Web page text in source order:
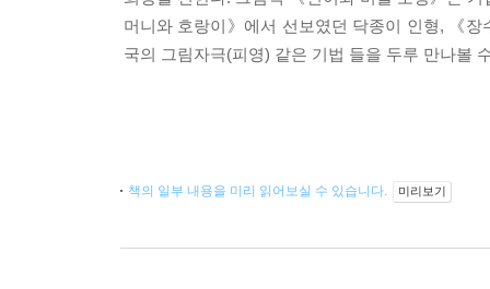
머니와 호랑이》에서 선보였던 닥종이 인형, 《
국의 그림자극(피영) 같은 기법 들을 두루 만나볼
책의 일부 내용을 미리 읽어보실 수 있습니다. 미리보기